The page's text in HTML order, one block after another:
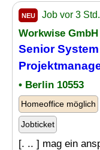
NEU Job vor 3
Workwise GmbH
SeniorSystem
• Berlin 10553
Homeoffice möglich
Jobticket
[. .. ] mag ein